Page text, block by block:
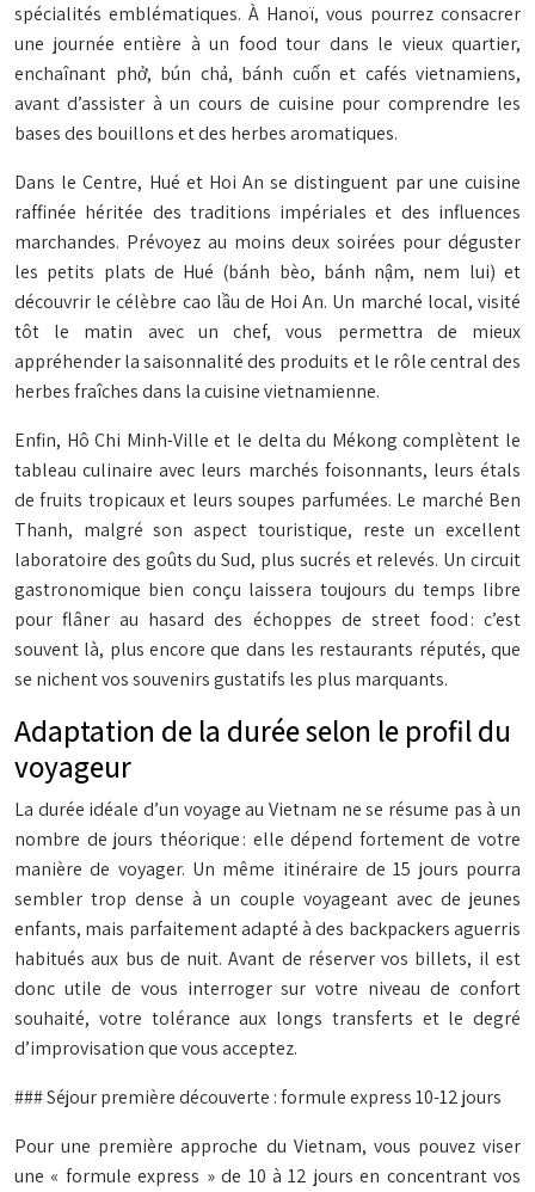
spécialités emblématiques. À Hanoï, vous pourrez consacrer
une journée entière à un food tour dans le vieux quartier,
enchaînant phở, bún chả, bánh cuốn et cafés vietnamiens,
avant d’assister à un cours de cuisine pour comprendre les
bases des bouillons et des herbes aromatiques.
Dans le Centre, Hué et Hoi An se distinguent par une cuisine
raffinée héritée des traditions impériales et des influences
marchandes. Prévoyez au moins deux soirées pour déguster
les petits plats de Hué (bánh bèo, bánh nậm, nem lui) et
découvrir le célèbre cao lầu de Hoi An. Un marché local, visité
tôt le matin avec un chef, vous permettra de mieux
appréhender la saisonnalité des produits et le rôle central des
herbes fraîches dans la cuisine vietnamienne.
Enfin, Hô Chi Minh-Ville et le delta du Mékong complètent le
tableau culinaire avec leurs marchés foisonnants, leurs étals
de fruits tropicaux et leurs soupes parfumées. Le marché Ben
Thanh, malgré son aspect touristique, reste un excellent
laboratoire des goûts du Sud, plus sucrés et relevés. Un circuit
gastronomique bien conçu laissera toujours du temps libre
pour flâner au hasard des échoppes de street food : c’est
souvent là, plus encore que dans les restaurants réputés, que
se nichent vos souvenirs gustatifs les plus marquants.
Adaptation de la durée selon le profil du
voyageur
La durée idéale d’un voyage au Vietnam ne se résume pas à un
nombre de jours théorique : elle dépend fortement de votre
manière de voyager. Un même itinéraire de 15 jours pourra
sembler trop dense à un couple voyageant avec de jeunes
enfants, mais parfaitement adapté à des backpackers aguerris
habitués aux bus de nuit. Avant de réserver vos billets, il est
donc utile de vous interroger sur votre niveau de confort
souhaité, votre tolérance aux longs transferts et le degré
d’improvisation que vous acceptez.
### Séjour première découverte : formule express 10-12 jours
Pour une première approche du Vietnam, vous pouvez viser
une « formule express » de 10 à 12 jours en concentrant vos